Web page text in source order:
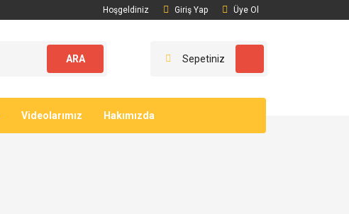
Hoşgeldiniz Giriş Yap Üye Ol
ARA Sepetiniz
Videolarımız Hakımızda